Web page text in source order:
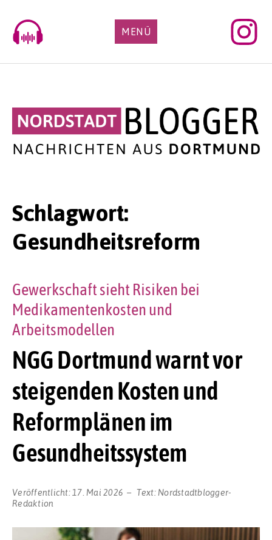
content
MENÜ
Schlagwort:
Gesundheitsreform
NGG Dortmund warnt vor
steigenden Kosten und
Reformplänen im
Gesundheitssystem
Gewerkschaft sieht Risiken bei
Medikamentenkosten und
Arbeitsmodellen
Veröffentlicht: 17. Mai 2026 Text: Nordstadtblogger-
Redaktion